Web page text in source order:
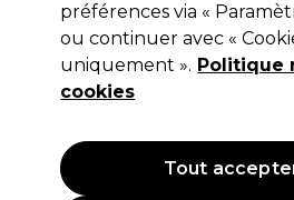
0 )
202,99 €Hors TVA(TARIF
243,59 €TVA incluse)
préférences via «
ou continuer avec «
uniquement ». Politique
cookies
Tout